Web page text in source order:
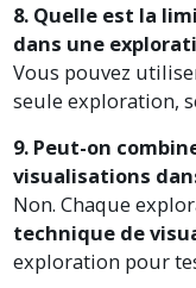
8. Quelle est la
dans une
Vous pouvez
seule exploration,
9. Peut-on
visualisations
Non. Chaque
technique de
exploration pour